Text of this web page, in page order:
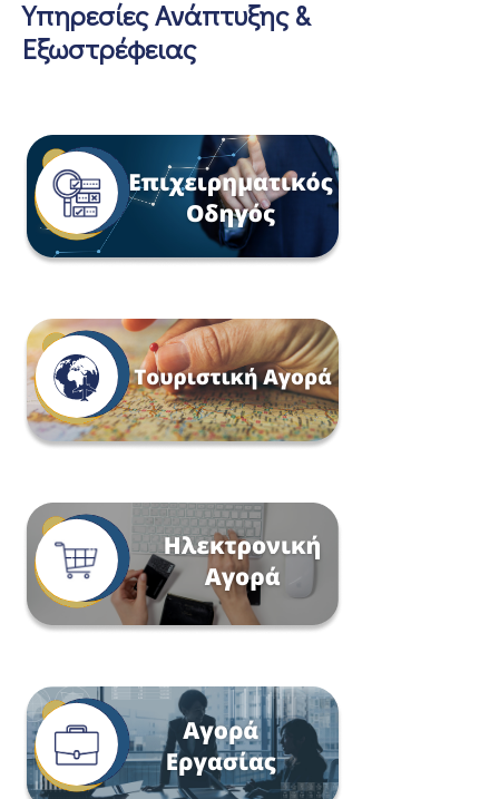
Υπηρεσίες Ανάπτυξης &
Εξωστρέφειας